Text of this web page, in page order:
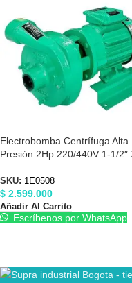
Electrobomba Centrífuga Alta
Presión 2Hp 220/440V 1-1/2″
SKU: 1E0508
$ 2.599.000
Añadir Al Carrito
Escríbenos por WhatsApp